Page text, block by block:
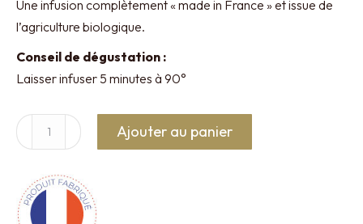
Une infusion complètement « made in France » et issue de
l’agriculture biologique.
Conseil de dégustation :
Laisser infuser 5 minutes à 90°
quantité
de
Lovely
Night
Ajouter au panier